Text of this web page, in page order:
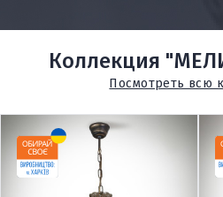
Коллекция
Посмотреть всю